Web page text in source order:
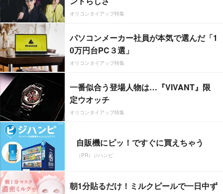
オリコンタイアップ特集
パソコンメーカー社員が本気で選んだ「1
0万円台PC３選」
オリコンタイアップ特集
一番似合う登場人物は…『VIVANT』限
定ウオッチ
オリコンタイアップ特集
自販機にピッ！ですぐに買えちゃう
（PR）ジハンピ
朝1分貼るだけ！ミルクピールで一日中ず